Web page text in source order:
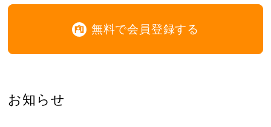
無料で会員登録する
お知らせ